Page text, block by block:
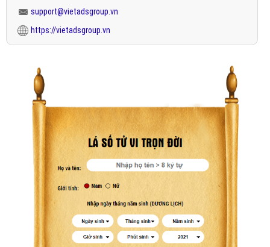
support@vietadsgroup.vn
https://vietadsgroup.vn